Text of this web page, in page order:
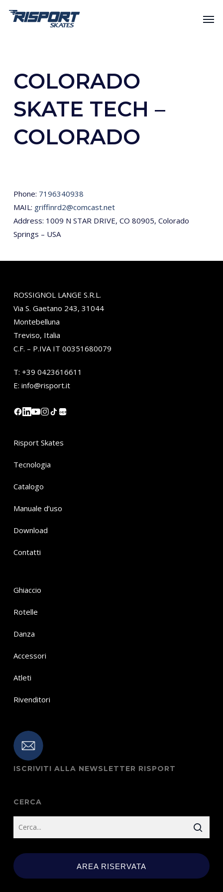
COLORADO
SKATE TECH –
COLORADO
Phone: 7196340938
MAIL: griffinrd2@comcast.net
Address: 1009 N STAR DRIVE, CO 80905, Colorado
Springs – USA
ROSSIGNOL LANGE S.R.L.
Via S. Gaetano 243, 31044
Montebelluna
Treviso, Italia
C.F. – P.IVA IT 00351680079
T: +39 0423616611
E: info@risport.it
小红书
Risport Skates
Tecnologia
Catalogo
Manuale d’uso
Download
Contatti
Ghiaccio
Rotelle
Danza
Accessori
Atleti
Rivenditori
ISCRIVITI ALLA NEWSLETTER RISPORT
CERCA
AREA RISERVATA